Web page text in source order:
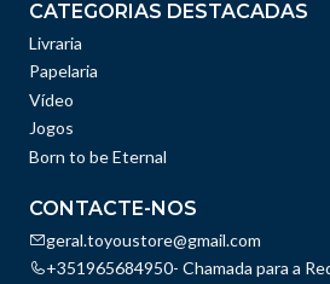
CATEGORIAS DESTACADAS
Livraria
Papelaria
Vídeo
Jogos
Born to be Eternal
CONTACTE-NOS
geral.toyoustore@gmail.com
+351965684950- Chamada para a